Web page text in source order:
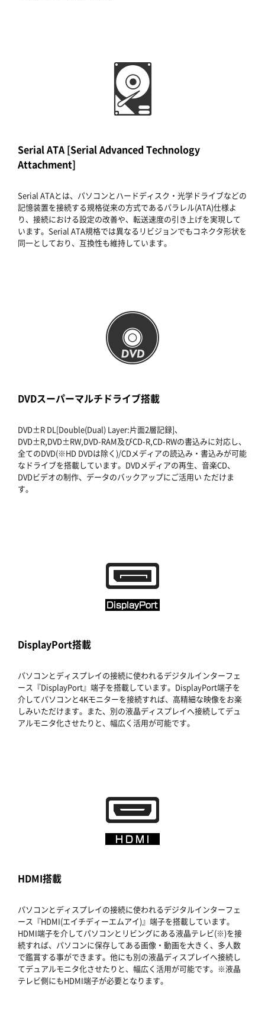
Serial ATA [Serial Advanced Technology
Attachment]
Serial ATAとは、パソコンとハードディスク・光学ドライブなどの
記憶装置を接続する規格従来の方式であるパラレル(ATA)仕様よ
り、接続における設定の改善や、転送速度の引き上げを実現して
います。Serial ATA規格では異なるリビジョンでもコネクタ形状を
同一としており、互換性も維持しています。
DVDスーパーマルチドライブ搭載
DVD±R DL[Double(Dual) Layer:片面2層記録]、
DVD±R,DVD±RW,DVD-RAM及びCD-R,CD-RWの書込みに対応し、
全てのDVD(※HD DVDは除く)/CDメディアの読込み・書込みが可能
なドライブを搭載しています。DVDメディアの再生、音楽CD、
DVDビデオの制作、データのバックアップにご活用い ただけま
す。
DisplayPort搭載
パソコンとディスプレイの接続に使われるデジタルインターフェ
ース『DisplayPort』端子を搭載しています。DisplayPort端子を
介してパソコンと4Kモニターを接続すれば、高精細な映像をお楽
しみいただけます。また、別の液晶ディスプレイへ接続してデュ
アルモニタ化させたりと、幅広く活用が可能です。
HDMI搭載
パソコンとディスプレイの接続に使われるデジタルインターフェ
ース『HDMI(エイチディーエムアイ)』端子を搭載しています。
HDMI端子を介してパソコンとリビングにある液晶テレビ(※)を接
続すれば、パソコンに保存してある画像・動画を大きく、多人数
で鑑賞する事ができます。他にも別の液晶ディスプレイへ接続し
てデュアルモニタ化させたりと、幅広く活用が可能です。※液晶
テレビ側にもHDMI端子が必要となります。